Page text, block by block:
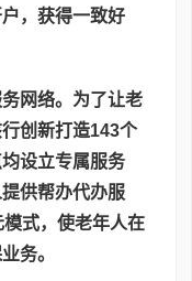
，获得一致好
网络。为了让老
行创新打造143个
设立专属服务
供帮办代办服
式，使老年人在
务。